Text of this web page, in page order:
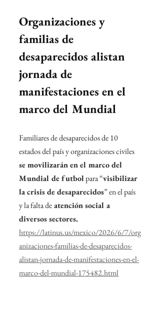
Organizaciones y
familias de
desaparecidos alistan
jornada de
manifestaciones en el
marco del Mundial
Familiares de desaparecidos de 10
estados del país y organizaciones civiles
se movilizarán en el marco del
Mundial de futbol para “visibilizar
la crisis de desaparecidos” en el país
y la falta de atención social a
diversos sectores.
https://latinus.us/mexico/2026/6/7/org
anizaciones-familias-de-desaparecidos-
alistan-jornada-de-manifestaciones-en-el-
marco-del-mundial-175482.html